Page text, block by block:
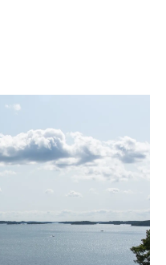
kommer man med bil
45 minuter. Den
är vinterbonat och
med el-portar för en
boendedel med
sovloft och
dusch, wc och
och vacker